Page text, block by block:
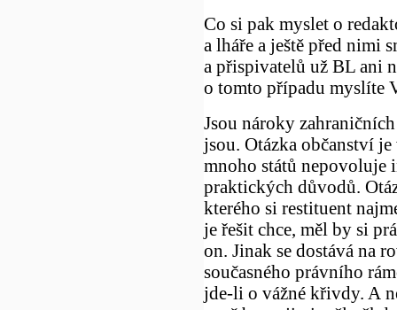
Co si pak myslet o
a lháře a ještě před nimi
a přispivatelů už BL ani
o tomto případu myslíte
Jsou nároky
jsou. Otázka občanství
mnoho států nepovoluje
praktických důvodů.
kterého si restituent
je řešit chce, měl by si
on. Jinak se dostává na
současného právního
jde-li o vážné křivdy. A